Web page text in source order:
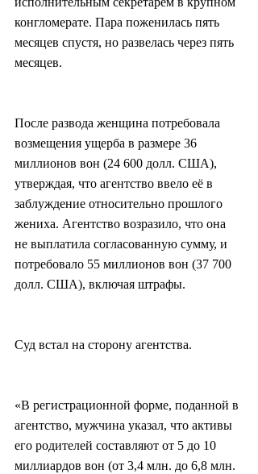
конгломерате. Пара поженилась пять
месяцев спустя, но развелась через пять
месяцев.
После развода женщина потребовала
возмещения ущерба в размере 36
миллионов вон (24 600 долл. США),
утверждая, что агентство ввело её в
заблуждение относительно прошлого
жениха. Агентство возразило, что она
не выплатила согласованную сумму, и
потребовало 55 миллионов вон (37 700
долл. США), включая штрафы.
Суд встал на сторону агентства.
«В регистрационной форме, поданной в
агентство, мужчина указал, что активы
его родителей составляют от 5 до 10
миллиардов вон (от 3,4 млн. до 6,8 млн.